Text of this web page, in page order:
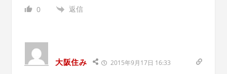
0 返信
大阪住み 2015年9月17日 16:33